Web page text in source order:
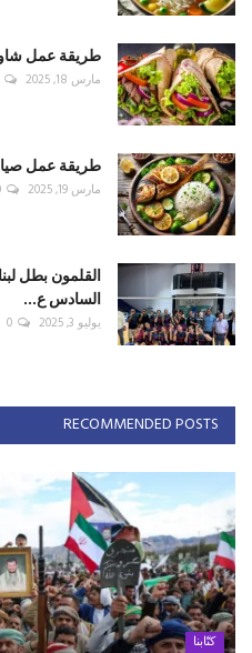
طريقة عمل
مارس 18, 2025
طريقة عمل
مارس 19, 2025
القلمون بطل
السادس ع...
يوليو 3, 2025 0
RECOMMENDED POSTS
كتّابنا